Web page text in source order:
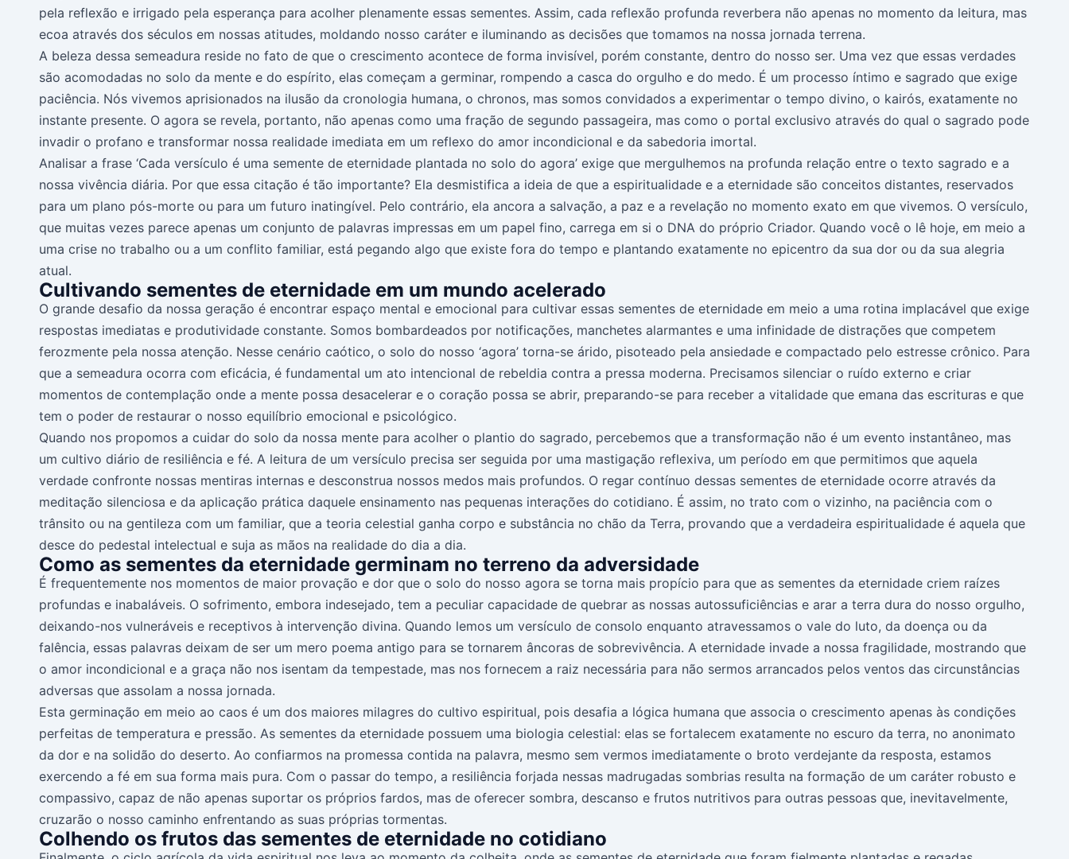
pela reflexão e irrigado pela esperança para acolher plenamente essas sementes. Assim, cada reflexão profunda reverbera não apenas no momento da leitura, mas
ecoa através dos séculos em nossas atitudes, moldando nosso caráter e iluminando as decisões que tomamos na nossa jornada terrena.
A beleza dessa semeadura reside no fato de que o crescimento acontece de forma invisível, porém constante, dentro do nosso ser. Uma vez que essas verdades
são acomodadas no solo da mente e do espírito, elas começam a germinar, rompendo a casca do orgulho e do medo. É um processo íntimo e sagrado que exige
paciência. Nós vivemos aprisionados na ilusão da cronologia humana, o chronos, mas somos convidados a experimentar o tempo divino, o kairós, exatamente no
instante presente. O agora se revela, portanto, não apenas como uma fração de segundo passageira, mas como o portal exclusivo através do qual o sagrado pode
invadir o profano e transformar nossa realidade imediata em um reflexo do amor incondicional e da sabedoria imortal.
Analisar a frase ‘Cada versículo é uma semente de eternidade plantada no solo do agora’ exige que mergulhemos na profunda relação entre o texto sagrado e a
nossa vivência diária. Por que essa citação é tão importante? Ela desmistifica a ideia de que a espiritualidade e a eternidade são conceitos distantes, reservados
para um plano pós-morte ou para um futuro inatingível. Pelo contrário, ela ancora a salvação, a paz e a revelação no momento exato em que vivemos. O versículo,
que muitas vezes parece apenas um conjunto de palavras impressas em um papel fino, carrega em si o DNA do próprio Criador. Quando você o lê hoje, em meio a
uma crise no trabalho ou a um conflito familiar, está pegando algo que existe fora do tempo e plantando exatamente no epicentro da sua dor ou da sua alegria
atual.
Cultivando sementes de eternidade em um mundo acelerado
O grande desafio da nossa geração é encontrar espaço mental e emocional para cultivar essas sementes de eternidade em meio a uma rotina implacável que exige
respostas imediatas e produtividade constante. Somos bombardeados por notificações, manchetes alarmantes e uma infinidade de distrações que competem
ferozmente pela nossa atenção. Nesse cenário caótico, o solo do nosso ‘agora’ torna-se árido, pisoteado pela ansiedade e compactado pelo estresse crônico. Para
que a semeadura ocorra com eficácia, é fundamental um ato intencional de rebeldia contra a pressa moderna. Precisamos silenciar o ruído externo e criar
momentos de contemplação onde a mente possa desacelerar e o coração possa se abrir, preparando-se para receber a vitalidade que emana das escrituras e que
tem o poder de restaurar o nosso equilíbrio emocional e psicológico.
Quando nos propomos a cuidar do solo da nossa mente para acolher o plantio do sagrado, percebemos que a transformação não é um evento instantâneo, mas
um cultivo diário de resiliência e fé. A leitura de um versículo precisa ser seguida por uma mastigação reflexiva, um período em que permitimos que aquela
verdade confronte nossas mentiras internas e desconstrua nossos medos mais profundos. O regar contínuo dessas sementes de eternidade ocorre através da
meditação silenciosa e da aplicação prática daquele ensinamento nas pequenas interações do cotidiano. É assim, no trato com o vizinho, na paciência com o
trânsito ou na gentileza com um familiar, que a teoria celestial ganha corpo e substância no chão da Terra, provando que a verdadeira espiritualidade é aquela que
desce do pedestal intelectual e suja as mãos na realidade do dia a dia.
Como as sementes da eternidade germinam no terreno da adversidade
É frequentemente nos momentos de maior provação e dor que o solo do nosso agora se torna mais propício para que as sementes da eternidade criem raízes
profundas e inabaláveis. O sofrimento, embora indesejado, tem a peculiar capacidade de quebrar as nossas autossuficiências e arar a terra dura do nosso orgulho,
deixando-nos vulneráveis e receptivos à intervenção divina. Quando lemos um versículo de consolo enquanto atravessamos o vale do luto, da doença ou da
falência, essas palavras deixam de ser um mero poema antigo para se tornarem âncoras de sobrevivência. A eternidade invade a nossa fragilidade, mostrando que
o amor incondicional e a graça não nos isentam da tempestade, mas nos fornecem a raiz necessária para não sermos arrancados pelos ventos das circunstâncias
adversas que assolam a nossa jornada.
Esta germinação em meio ao caos é um dos maiores milagres do cultivo espiritual, pois desafia a lógica humana que associa o crescimento apenas às condições
perfeitas de temperatura e pressão. As sementes da eternidade possuem uma biologia celestial: elas se fortalecem exatamente no escuro da terra, no anonimato
da dor e na solidão do deserto. Ao confiarmos na promessa contida na palavra, mesmo sem vermos imediatamente o broto verdejante da resposta, estamos
exercendo a fé em sua forma mais pura. Com o passar do tempo, a resiliência forjada nessas madrugadas sombrias resulta na formação de um caráter robusto e
compassivo, capaz de não apenas suportar os próprios fardos, mas de oferecer sombra, descanso e frutos nutritivos para outras pessoas que, inevitavelmente,
cruzarão o nosso caminho enfrentando as suas próprias tormentas.
Colhendo os frutos das sementes de eternidade no cotidiano